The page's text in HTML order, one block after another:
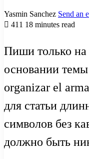
Yasmin Sanchez Send an
411 18 minutes read
Пиши только
основании темы
organizar el
для статьи
символов без
должно быть